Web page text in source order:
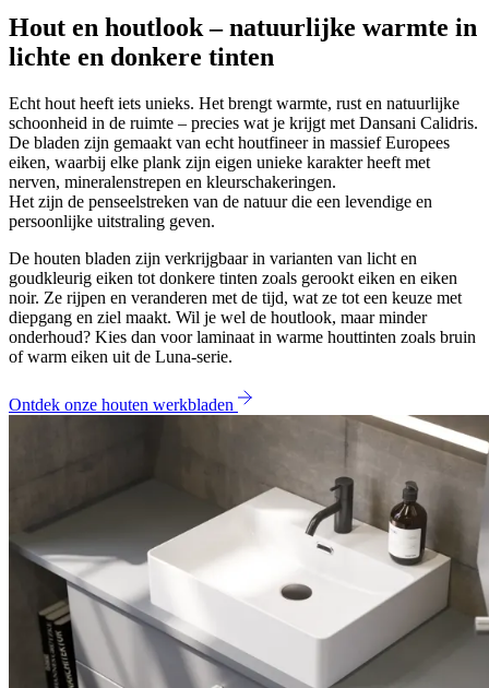
Hout en houtlook – natuurlijke warmte in
lichte en donkere tinten
Echt hout heeft iets unieks. Het brengt warmte, rust en natuurlijke
schoonheid in de ruimte – precies wat je krijgt met Dansani Calidris.
De bladen zijn gemaakt van echt houtfineer in massief Europees
eiken, waarbij elke plank zijn eigen unieke karakter heeft met
nerven, mineralenstrepen en kleurschakeringen.
Het zijn de penseelstreken van de natuur die een levendige en
persoonlijke uitstraling geven.
De houten bladen zijn verkrijgbaar in varianten van licht en
goudkleurig eiken tot donkere tinten zoals gerookt eiken en eiken
noir. Ze rijpen en veranderen met de tijd, wat ze tot een keuze met
diepgang en ziel maakt. Wil je wel de houtlook, maar minder
onderhoud? Kies dan voor laminaat in warme houttinten zoals bruin
of warm eiken uit de Luna-serie.
Ontdek onze houten werkbladen